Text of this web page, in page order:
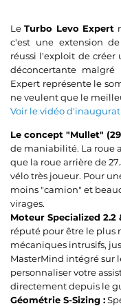
LeTurbo Levo Expert
c'est une extension
réussi l'exploit de créer
déconcertante malgré
Expert représente le
ne veulent que le
Voir le vidéo
Le concept "Mullet"
de maniabilité. La roue
que la roue arrière de
vélo très joueur. Pour
moins "camion" et
virages.
Moteur Specialized 2.2
réputé pour être le plus
mécaniques intrusifs,
MasterMind intégré sur
personnaliser votre
directement depuis le
Géométrie S-Sizing :